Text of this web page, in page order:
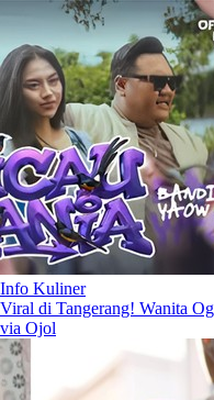
Info Kuliner
Viral di Tangerang! Wanita
via Ojol